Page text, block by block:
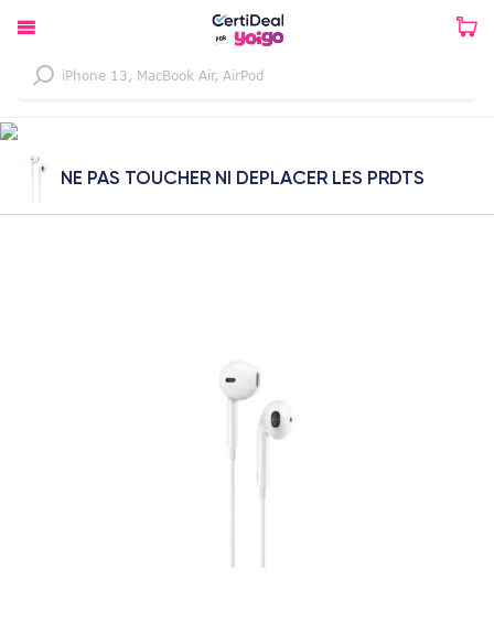
NE PAS TOUCHER NI DEPLACER LES PRDTS